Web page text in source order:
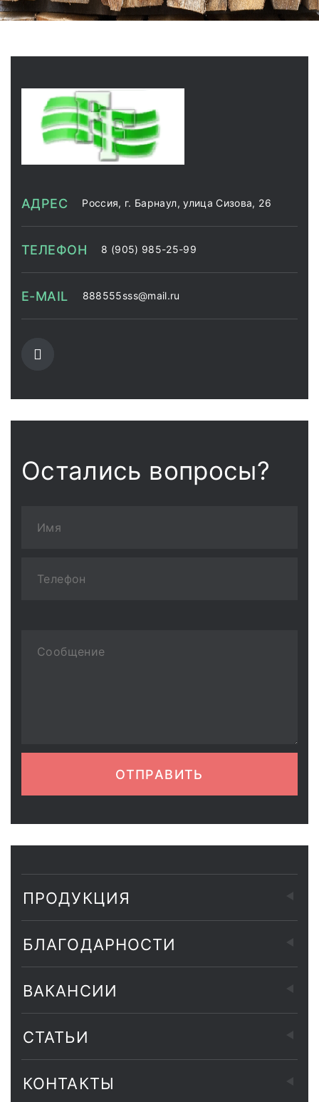
АДРЕС Россия, г. Барнаул, улица Сизова, 26
ТЕЛЕФОН 8 (905) 985-25-99
E-MAIL 888555sss@mail.ru
Остались вопросы?
ОТПРАВИТЬ
ПРОДУКЦИЯ
БЛАГОДАРНОСТИ
ВАКАНСИИ
СТАТЬИ
КОНТАКТЫ